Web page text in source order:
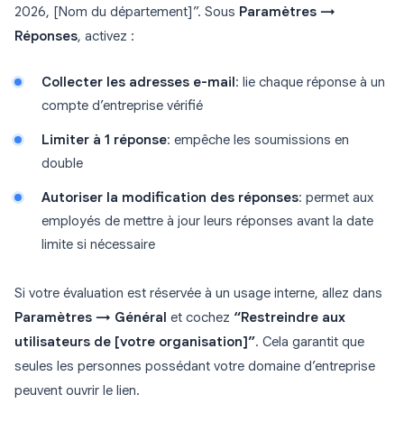
2026, [Nom du département]”. Sous Paramètres →
Réponses, activez :
Collecter les adresses e-mail : lie chaque réponse à un
compte d’entreprise vérifié
Limiter à 1 réponse: empêche les soumissions en
double
Autoriser la modification des réponses: permet aux
employés de mettre à jour leurs réponses avant la date
limite si nécessaire
Si votre évaluation est réservée à un usage interne, allez dans
Paramètres → Général et cochez “Restreindre aux
utilisateurs de [votre organisation]”. Cela garantit que
seules les personnes possédant votre domaine d’entreprise
peuvent ouvrir le lien.